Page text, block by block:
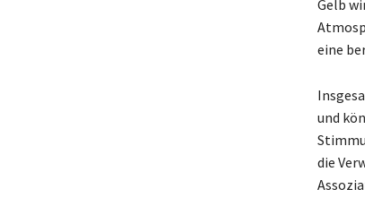
Gelb
eine
und
die